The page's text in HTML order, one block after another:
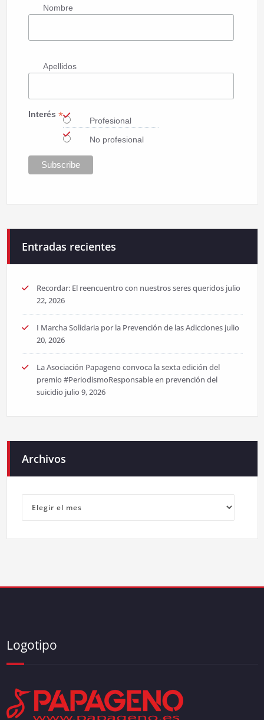
Nombre
Apellidos
Interés *
Profesional
No profesional
Entradas recientes
Recordar: El reencuentro con nuestros seres queridos julio
22, 2026
I Marcha Solidaria por la Prevención de las Adicciones julio
20, 2026
La Asociación Papageno convoca la sexta edición del
premio #PeriodismoResponsable en prevención del
suicidio julio 9, 2026
Archivos
Logotipo